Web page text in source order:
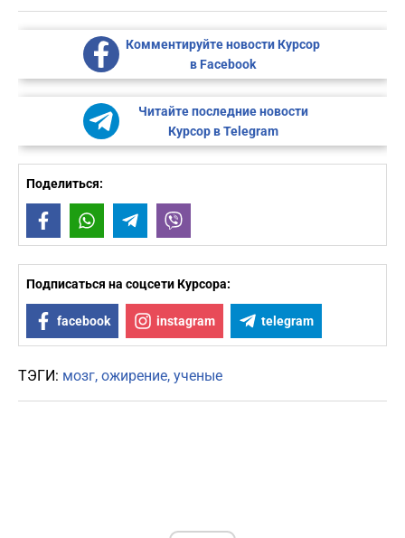
Комментируйте новости Курсор
в Facebook
Читайте последние новости
Курсор в Telegram
Поделиться:
FacebookWhatsAppTelegram
Подписаться на соцсети Курсора:
facebook instagram telegram
ТЭГИ: мозг ожирение ученые